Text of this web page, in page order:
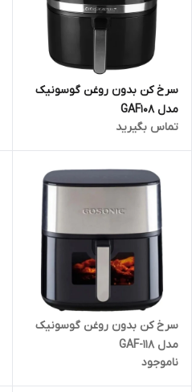
سرخ کن بدون روغن گوسونیک
مدل GAF108
تماس بگیرید
سرخ کن بدون روغن گوسونیک
مدل GAF-118
ناموجود